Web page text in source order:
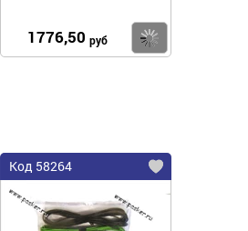
Купить
1776,50 руб
Код 58264